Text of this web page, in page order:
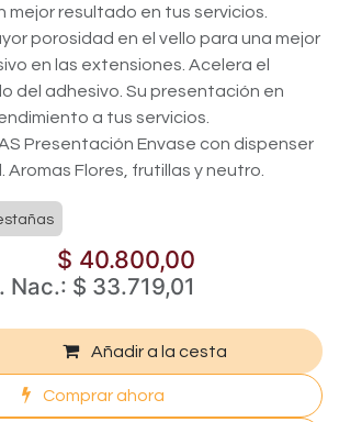
mejor resultado en tus servicios.
porosidad en el vello para una mejor
en las extensiones. Acelera el
del adhesivo. Su presentación en
a tus servicios.
Presentación Envase con dispenser
Aromas Flores, frutillas y neutro.
$ 40.800,00
Nac.: $ 33.719,01
Añadir a la cesta
Comprar ahora